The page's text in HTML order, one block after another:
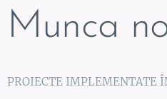
Munca
PROIECTE